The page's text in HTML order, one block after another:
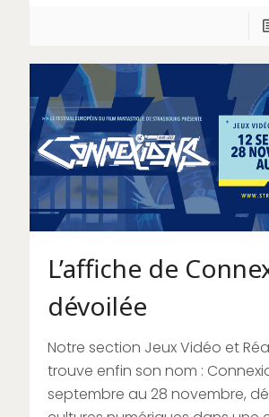
L’affiche de
dévoilée
Notre section Jeux Vidéo et
trouve enfin son nom :
septembre au 28 novembre,